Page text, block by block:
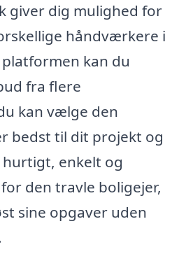
giver dig mulighed for
håndværkere i
kan du
fra flere
kan vælge den
bedst til dit projekt og
enkelt og
den travle boligejer,
sine opgaver uden